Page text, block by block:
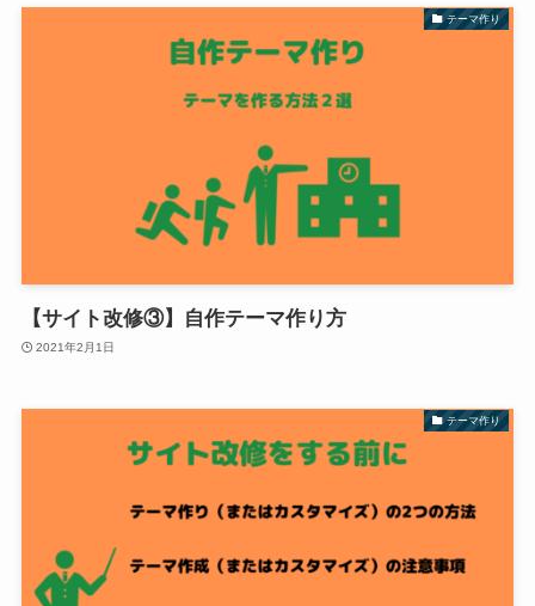
テーマ作り
【サイト改修③】自作テーマ作り方
2021年2月1日
テーマ作り